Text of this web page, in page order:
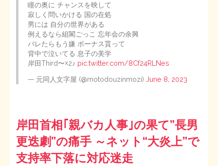
瞳の奥に チャンスを映して
寂しく問いかける 国の在処
男には 自分の世界がある
例えるなら組閣ごっこ 忘年会の余興
バレたらもう嫌 ボーナス貰って
背中で泣いてる 息子の美学
岸田Third〜☓2♪ pic.twitter.com/8Cf24RLNes
— 元同人文字屋 (@motodouzinmozi)June 8, 2023
岸田首相｢親バカ人事｣の果て”長男
更迭劇”の痛手 ～ネット“大炎上”で
支持率下落に対応迷走